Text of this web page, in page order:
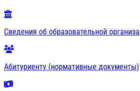
Сведения об образовательной
Абитуриенту (нормативные документы)